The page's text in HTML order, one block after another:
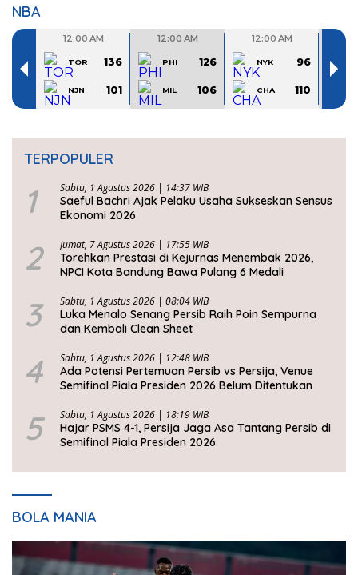
NBA
TERPOPULER
1 Sabtu, 1 Agustus 2026 | 14:37 WIB
Saeful Bachri Ajak Pelaku Usaha Sukseskan Sensus
Ekonomi 2026
2 Jumat, 7 Agustus 2026 | 17:55 WIB
Torehkan Prestasi di Kejurnas Menembak 2026,
NPCI Kota Bandung Bawa Pulang 6 Medali
3 Sabtu, 1 Agustus 2026 | 08:04 WIB
Luka Menalo Senang Persib Raih Poin Sempurna
dan Kembali Clean Sheet
4 Sabtu, 1 Agustus 2026 | 12:48 WIB
Ada Potensi Pertemuan Persib vs Persija, Venue
Semifinal Piala Presiden 2026 Belum Ditentukan
5 Sabtu, 1 Agustus 2026 | 18:19 WIB
Hajar PSMS 4-1, Persija Jaga Asa Tantang Persib di
Semifinal Piala Presiden 2026
BOLA MANIA